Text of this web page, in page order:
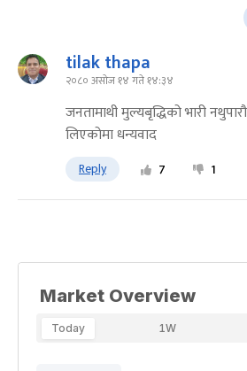
tilak thapa
२०८० असोज १४ गते १४:३४
जनतामाथी मुल्यबृद्धिको भारी
लिएकोमा धन्यवाद
Reply 7 1